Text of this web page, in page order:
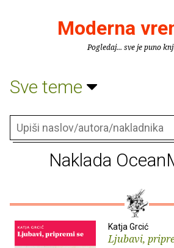
Moderna
Pogledaj... sve je puno
Sve teme
Naklada
Katja Grcić
Ljubavi,